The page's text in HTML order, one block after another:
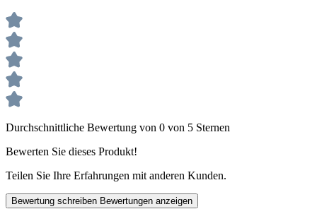
Durchschnittliche Bewertung von 0 von 5 Sternen
Bewerten Sie dieses Produkt!
Teilen Sie Ihre Erfahrungen mit anderen Kunden.
Bewertung schreiben Bewertungen anzeigen